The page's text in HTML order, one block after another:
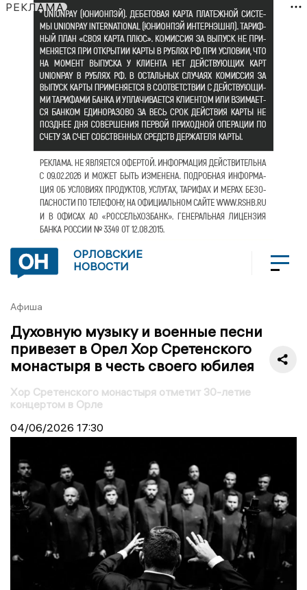
РЕКЛАМА
ОРЛОВСКИЕ
НОВОСТИ
Афиша
Духовную музыку и военные песни
привезет в Орел Хор Сретенского
монастыря в честь своего юбилея
Хор Сретенского монастыря отметит 30-летие
концертом в Орле
04/06/2026 17:30